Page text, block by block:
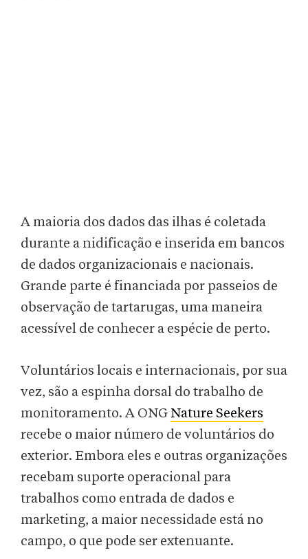
A maioria dos dados das ilhas é coletada
durante a nidificação e inserida em bancos
de dados organizacionais e nacionais.
Grande parte é financiada por passeios de
observação de tartarugas, uma maneira
acessível de conhecer a espécie de perto.
Voluntários locais e internacionais, por sua
vez, são a espinha dorsal do trabalho de
monitoramento. A ONG Nature Seekers
recebe o maior número de voluntários do
exterior. Embora eles e outras organizações
recebam suporte operacional para
trabalhos como entrada de dados e
marketing, a maior necessidade está no
campo, o que pode ser extenuante.